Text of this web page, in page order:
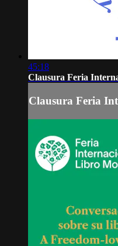
45:18
Clausura Feria
Clausura Feria